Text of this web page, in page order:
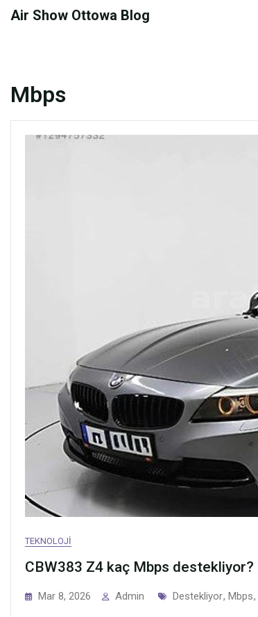
SkipAir Show Ottowa Blog
Mbps
TEKNOLOJI
CBW383 Z4 kaç Mbps destekliyor?
Mar 8, 2026 Admin Tags
Destekliyor, Mbps,